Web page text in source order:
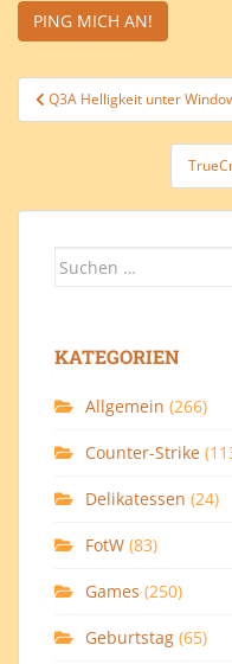
Q3A Helligkeit unter
Suchen
KATEGORIEN
Allgemein (266)
Counter-Strike
Delikatessen (24)
FotW (83)
Games (250)
Geburtstag (65)